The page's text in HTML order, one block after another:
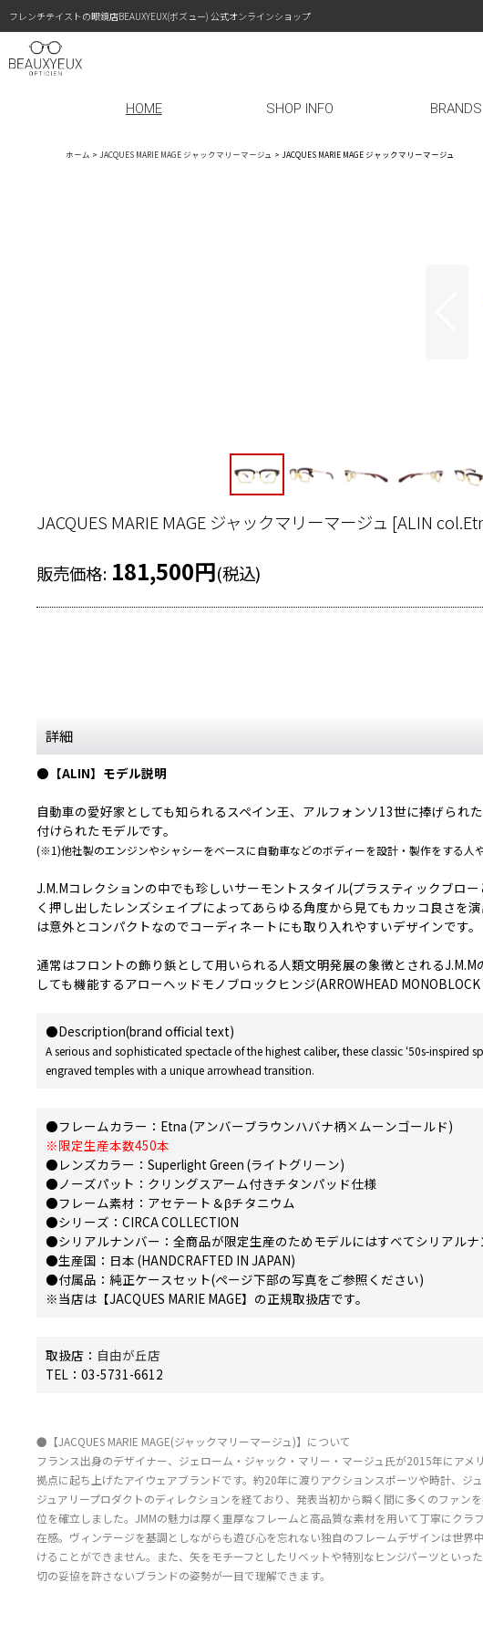
フレンチテイストの眼鏡店BEAUXYEUX(ボズュー) 公式オンラインショップ
HOME SHOP INFO BRANDS
ホーム > JACQUES MARIE MAGE ジャックマリーマージュ > JACQUES MARIE MAGE ジャックマリーマージュ
JACQUES MARIE MAGE ジャックマリーマージュ [ALIN
販売価格: 181,500円(税込)
詳細
●【ALIN】モデル説明
自動車の愛好家としても知られるスペイン王、アルフォンソ13世に捧げら
付けられたモデルです。
(※1)他社製のエンジンやシャシーをベースに自動車などのボディーを設計・製作をする人
J.M.Mコレクションの中でも珍しいサーモントスタイル(プラスティックブロ
く押し出したレンズシェイプによってあらゆる角度から見てもカッコ良さを
は意外とコンパクトなのでコーディネートにも取り入れやすいデザインです。
通常はフロントの飾り鋲として用いられる人類文明発展の象徴とされる
しても機能するアローヘッドモノブロックヒンジ(ARROWHEAD
●Description(brand official text)
A serious and sophisticated spectacle of the highest caliber, these classic ‘50s-inspired spectacles are a stoic combination of craft and ambition, featuring a prominent acetate brow with a
engraved temples with a unique arrowhead transition.
●フレームカラー：Etna (アンバーブラウンハバナ柄×ムーンゴールド)
※限定生産本数450本
●レンズカラー：Superlight Green (ライトグリーン)
●ノーズパット：クリングスアーム付きチタンパッド仕様
●フレーム素材：アセテート＆βチタニウム
●シリーズ：CIRCA COLLECTION
●シリアルナンバー：全商品が限定生産のためモデルにはすべてシリアル
●生産国：日本 (HANDCRAFTED IN JAPAN)
●付属品：純正ケースセット(ページ下部の写真をご参照ください)
※当店は【JACQUES MARIE MAGE】の正規取扱店です。
取扱店： 自由が丘店
TEL：03-5731-6612
●【JACQUES MARIE MAGE(ジャックマリーマージュ)】について
フランス出身のデザイナー、ジェローム・ジャック・マリー・マージュ氏が2015年にアメ
拠点に起ち上げたアイウェアブランドです。約20年に渡りアクションスポーツや時計、ジ
ジュアリープロダクトのディレクションを経ており、発表当初から瞬く間に多くのファン
位を確立しました。JMMの魅力は厚く重厚なフレームと高品質な素材を用いて丁寧にクラ
在感。ヴィンテージを基調としながらも遊び心を忘れない独自のフレームデザインは世界
けることができません。また、矢をモチーフとしたリベットや特別なヒンジパーツといっ
切の妥協を許さないブランドの姿勢が一目で理解できます。